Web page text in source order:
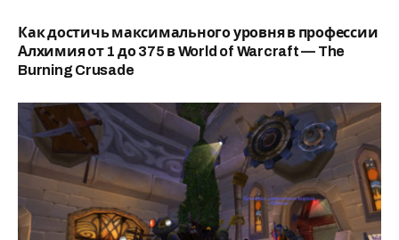
Как достичь максимального уровня в профессии
Алхимия от 1 до 375 в World of Warcraft — The
Burning Crusade